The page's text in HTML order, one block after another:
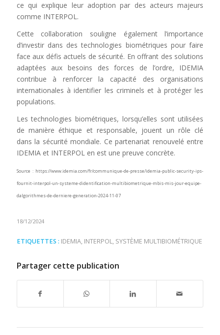
ce qui explique leur adoption par des acteurs majeurs
comme INTERPOL.
Cette collaboration souligne également l’importance
d’investir dans des technologies biométriques pour faire
face aux défis actuels de sécurité. En offrant des solutions
adaptées aux besoins des forces de l’ordre, IDEMIA
contribue à renforcer la capacité des organisations
internationales à identifier les criminels et à protéger les
populations.
Les technologies biométriques, lorsqu’elles sont utilisées
de manière éthique et responsable, jouent un rôle clé
dans la sécurité mondiale. Ce partenariat renouvelé entre
IDEMIA et INTERPOL en est une preuve concrète.
Source : https://www.idemia.com/fr/communique-de-presse/idemia-public-security-ips-
fournit-interpol-un-systeme-didentification-multibiometrique-mbis-mis-jour-equipe-
dalgorithmes-de-derniere-generation-2024-11-07
18/12/2024
ETIQUETTES : IDEMIA, INTERPOL, SYSTÈME MULTIBIOMÉTRIQUE
Partager cette publication